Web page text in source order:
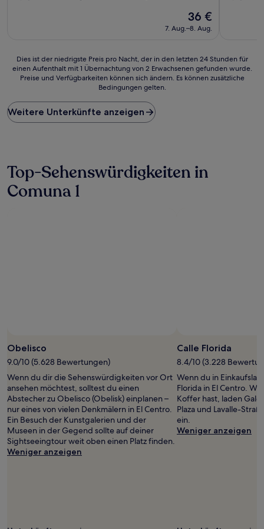
Der
Preis
beträgt
36 €
7. Aug.–8. Aug.
Dies
ist
Preis
pro
Nacht,
letzten
24 Stunden
für
einen
Es
können
zusätzliche
Bedingungen
gelten.
Dies ist der niedrigste Preis pro Nacht, der in den letzten 24 Stunden für
einen Aufenthalt mit 1 Übernachtung von 2 Erwachsenen gefunden wurde.
Preise und Verfügbarkeiten können sich ändern. Es können zusätzliche
Bedingungen gelten.
Weitere Unterkünfte anzeigen
Top-Sehenswürdigkeiten in
Comuna 1
Obelisco
9.0/10 (5.628 Bewertungen)
Wenn du dir die Sehenswürdigkeiten vor Ort
ansehen möchtest, solltest du einen
Abstecher zu Obelisco (Obelisk) einplanen –
nur eines von vielen Denkmälern in El Centro.
Ein Besuch der Kunstgalerien und der
Museen in der Gegend sollte auf deiner
Sightseeingtour weit oben einen Platz finden.
Weniger anzeigen
Calle Florida
8.4/10 (3.228
Wenn du in
Florida in El Centro.
Koffer hast, laden
Plaza und Lavalle-
ein.
Weniger anzeigen